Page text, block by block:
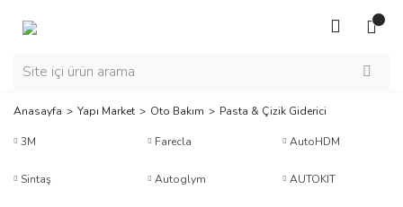
Anasayfa Yapı Market Oto Bakım Pasta & Çizik Giderici
3M Farecla AutoHDM
Sintaş Autoglym AUTOKIT